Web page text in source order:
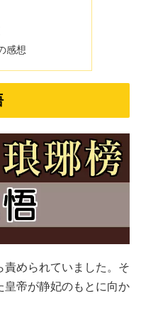
感想
められていました。そ
皇帝が静妃のもとに向か